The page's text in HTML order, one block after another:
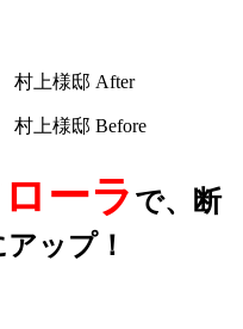
ーラ で、断
ップ！